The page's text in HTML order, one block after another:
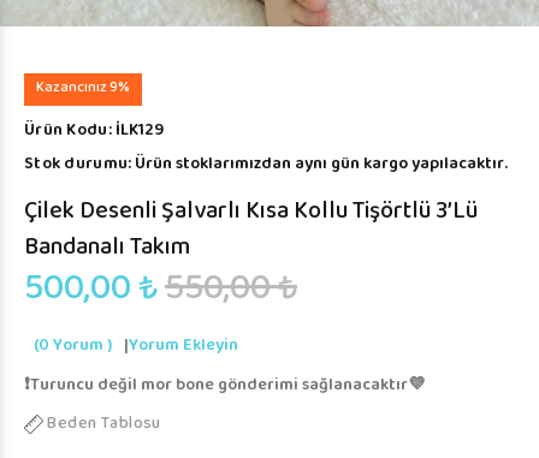
Kazancınız 9%
Ürün Kodu:İLK129
Stok durumu:Ürün stoklarımızdan aynı gün kargo yapılacaktır.
Çilek Desenli Şalvarlı Kısa Kollu Tişörtlü 3’lü
Bandanalı Takım
500,00 ₺550,00 ₺
(0 Yorum ) |Yorum Ekleyin
❗️Turuncu değil mor bone gönderimi sağlanacaktır💜
Beden Tablosu